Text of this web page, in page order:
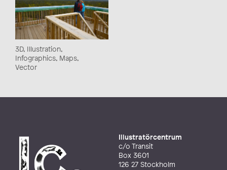
3D, Illustration,
Infographics, Maps,
Vector
Illustratörcentrum
c/o Transit
Box 3601
126 27 Stockholm